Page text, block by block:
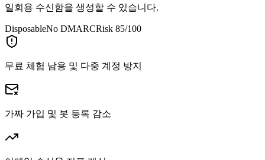
일회용 수신함을 생성할 수 있습니다.
DisposableNo DMARCRisk 85/100
무료 체험 남용 및 다중 계정 방지
가짜 가입 및 봇 등록 감소